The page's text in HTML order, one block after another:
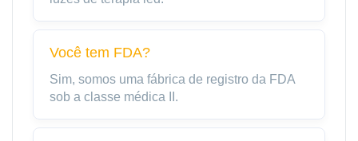
Você tem FDA?
Sim, somos uma fábrica de registro da FDA
sob a classe médica II.